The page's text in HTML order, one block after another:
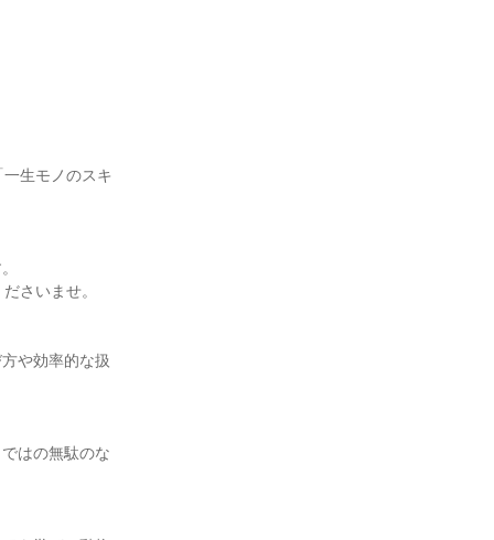
生モノのスキ
さいませ。
や効率的な扱
はの無駄のな